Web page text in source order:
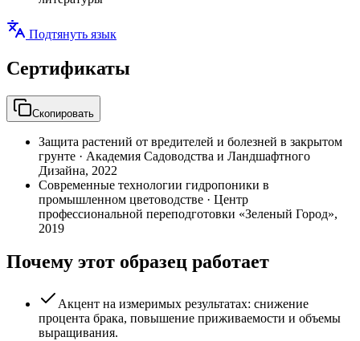
Подтянуть язык
Сертификаты
Скопировать
Защита растений от вредителей и болезней в закрытом
грунте · Академия Садоводства и Ландшафтного
Дизайна, 2022
Современные технологии гидропоники в
промышленном цветоводстве · Центр
профессиональной переподготовки «Зеленый Город»,
2019
Почему этот образец работает
Акцент на измеримых результатах: снижение
процента брака, повышение приживаемости и объемы
выращивания.